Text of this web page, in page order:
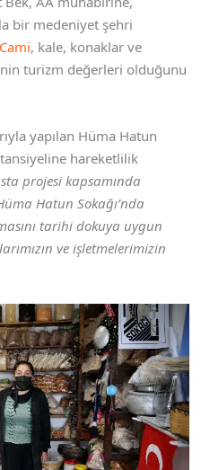
bir medeniyet şehri
, kale, konaklar ve
turizm değerleri olduğunu
yapılan Hüma Hatun
hareketlilik
projesi kapsamında
Hatun Sokağı’nda
tarihi dokuya uygun
ve işletmelerimizin